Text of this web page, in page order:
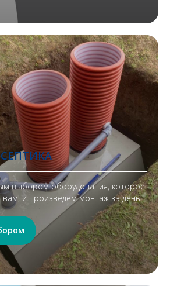
выбором оборудования, которое
и произведём монтаж за день.